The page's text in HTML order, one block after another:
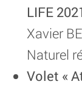
LIFE
Xavier
Naturel
Volet «